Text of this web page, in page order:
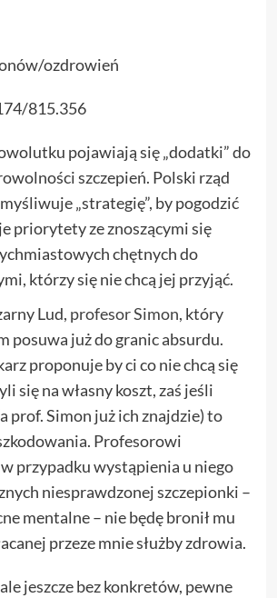
ozdrowień
815.356
pojawiają się „dodatki” do
szczepień. Polski rząd
„strategię”, by pogodzić
priorytety ze znoszącymi się
chętnych do
którzy się nie chcą jej przyjąć.
Lud, profesor Simon, który
posuwa już do granic absurdu.
proponuje by ci co nie chcą się
się na własny koszt, zaś jeśli
prof. Simon już ich znajdzie) to
Profesorowi
przypadku wystąpienia u niego
niesprawdzonej szczepionki –
mentalne – nie będę bronił mu
przeze mnie służby zdrowia.
jeszcze bez konkretów, pewne